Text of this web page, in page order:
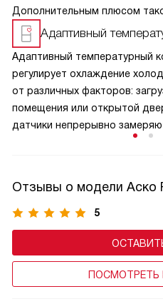
Дополнительным плюсом
возможность включения
и суперзаморозки.
Адаптивный
Адаптивный температурный
регулирует охлаждение
от различных факторов:
помещения или открытой
датчики непрерывно
микроклимата.
Отзывы о модели Аско
5
ПОСМОТРЕТЬ